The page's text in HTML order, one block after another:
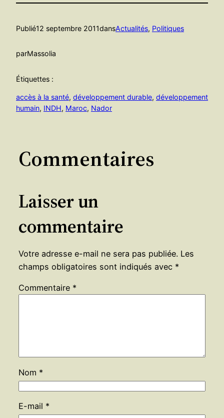
Publié12 septembre 2011dansActualités, Politiques
parMassolia
Étiquettes :
accès à la santé, développement durable, développement
humain, INDH, Maroc, Nador
Commentaires
Laisser un
commentaire
Votre adresse e-mail ne sera pas publiée. Les
champs obligatoires sont indiqués avec *
Commentaire *
Nom *
E-mail *